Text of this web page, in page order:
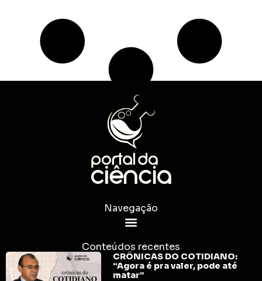
Navegação
Conteúdos recentes
CRÔNICAS DO COTIDIANO:
“Agora é pra valer, pode até
matar”